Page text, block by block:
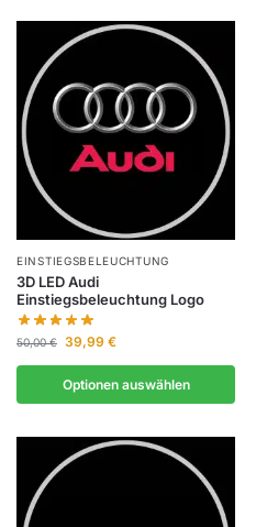
EINSTIEGSBELEUCHTUNG
3D LED Audi
Einstiegsbeleuchtung Logo
50,00€ 39,99 €
Optionen auswählen